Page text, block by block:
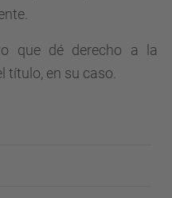
que dé derecho a la
título, en su caso.